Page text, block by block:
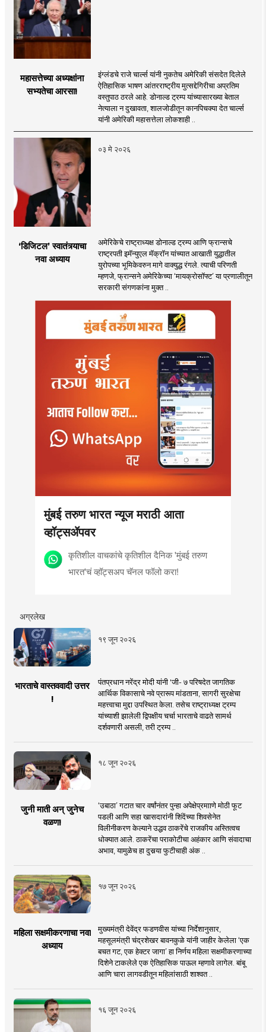
महासत्तेच्या अध्यक्षांना
सभ्यतेचा आरसा!
इंग्लंडचे राजे चार्ल्स यांनी नुकतेच अमेरिकी संसदेत दिलेले
ऐतिहासिक भाषण आंतरराष्ट्रीय मुत्सद्देगिरीचा अप्रतिम
वस्तुपाठ ठरले आहे. डोनाल्ड ट्रम्प यांच्यासारख्या बेताल
नेत्याला न दुखावता, शालजोडीतून कानपिचक्या देत चार्ल्स
यांनी अमेरिकी महासत्तेला लोकशाही ..
०३ मे २०२६
‘डिजिटल’ स्वातंत्र्याचा
नवा अध्याय
अमेरिकेचे राष्ट्राध्यक्ष डोनाल्ड ट्रम्प आणि फ्रान्सचे
राष्ट्रपती इमॅन्युएल मॅक्रॉन यांच्यात आखाती युद्धातील
युरोपच्या भूमिकेवरुन मागे वाक्युद्ध रंगले. त्याची परिणती
म्हणजे, फ्रान्सने अमेरिकेच्या ‘मायक्रोसॉफ्ट’ या प्रणालीतून
सरकारी संगणकांना मुक्त ..
मुंबई तरुण भारत न्यूज मराठी आता
व्हॉट्सॲपवर
कृतिशील वाचकांचे कृतिशील दैनिक 'मुंबई तरुण
भारत'चं व्हॉट्सअप चॅनल फॉलो करा!
अग्रलेख
१९ जून २०२६
भारताचे वास्तववादी उत्तर
!
पंतप्रधान नरेंद्र मोदी यांनी 'जी- ७ परिषदेत जागतिक
आर्थिक विकासाचे नवे प्रारूप मांडताना, सागरी सुरक्षेचा
महत्त्वाचा मुद्दा उपस्थित केला. तसेच राष्ट्राध्यक्ष ट्रम्प
यांच्याशी झालेली द्विपक्षीय चर्चा भारताचे वाढते सामर्थ
दर्शवणारी असली, तरी ट्रम्प ..
१८ जून २०२६
जुनी माती अन् जुनेच
वळण!
‘उबाठा’ गटात चार वर्षांनंतर पुन्हा अपेक्षेप्रमााणे मोठी फूट
पडली आणि सहा खासदारांनी शिंदेंच्या शिवसेनेत
विलीनीकरण केल्याने उद्धव ठाकरेंचे राजकीय अस्तित्वच
धोक्यात आले. ठाकरेंचा पराकोटीचा अहंकार आणि संवादाचा
अभाव, यामुळेच हा दुसर्‍या फुटीचाही अंक ..
१७ जून २०२६
महिला सक्षमीकरणाचा नवा
अध्याय
मुख्यमंत्री देवेंद्र फडणवीस यांच्या निर्देशानुसार,
महसूलमंत्री चंद्रशेखर बावनकुळे यांनी जाहीर केलेला ‘एक
बचत गट, एक हेक्टर जागा’ हा निर्णय महिला सक्षमीकरणाच्या
दिशेने टाकलेले एक ऐतिहासिक पाऊल म्हणावे लागेल. बांबू
आणि चारा लागवडीतून महिलांसाठी शाश्वत ..
१६ जून २०२६